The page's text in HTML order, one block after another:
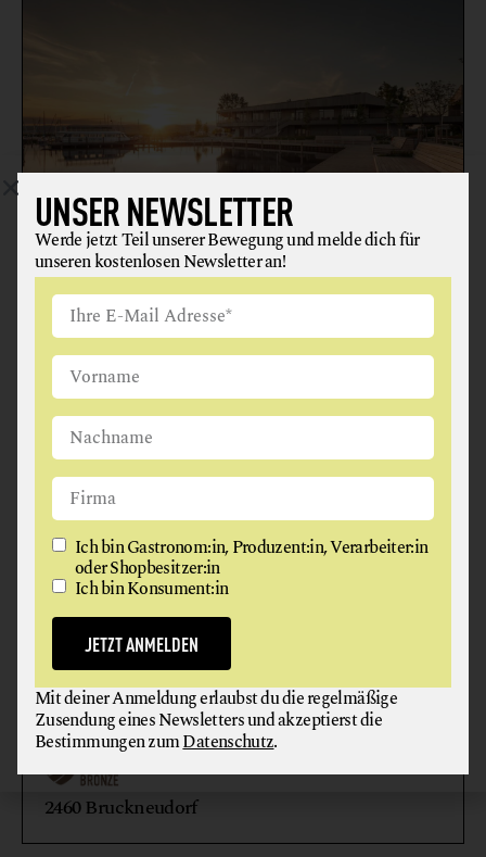
RESTAURANT LIBELLE
FRÜHSTÜCK RESTAURANT
In Zertifizierung
7091 Breitenbrunn
JOSEPH
CAFÉ HOTEL RESTAURANT
2460 Bruckneudorf
UNSER NEWSLETTER
Werde jetzt Teil unserer Bewegung und melde dich für
unseren kostenlosen Newsletter an!
Ich bin Gastronom:in, Produzent:in, Verarbeiter:in
oder Shopbesitzer:in
Ich bin Konsument:in
JETZT ANMELDEN
Mit deiner Anmeldung erlaubst du die regelmäßige
Zusendung eines Newsletters und akzeptierst die
Bestimmungen zumDatenschutz.